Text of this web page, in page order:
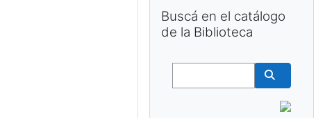
Buscá en el catálogo
de la Biblioteca
Buscar
Buscar